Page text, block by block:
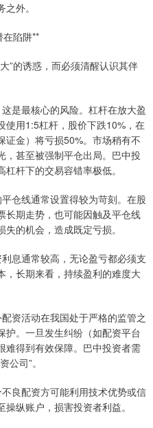
外。
在陷阱**
”的诱惑，而必须清醒认识其伴
是最核心的风险。杠杆在放大盈
使用1:5杠杆，股价下跌10%，在
证金）将亏损50%。市场稍有不
，甚至被强制平仓出局。巴中投
杆下的交易容错率极低。
仓线通常设置得较为苛刻。在股
长期走势，也可能因触及平仓线
的机会，造成既定亏损。
息通常较高，无论盈亏都必须支
，长期来看，持续盈利的难度大
资活动在我国处于严格的监管之
护。一旦发生纠纷（如配资平台
难得到有效保障。巴中投资者需
公司”。
良配资方可能利用技术优势或信
纵账户，损害投资者利益。